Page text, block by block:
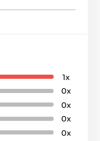
1x
0x
0x
0x
0x